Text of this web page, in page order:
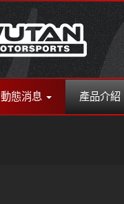
動態消息 產品介紹